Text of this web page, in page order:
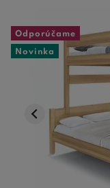
Odporúčame
Novinka